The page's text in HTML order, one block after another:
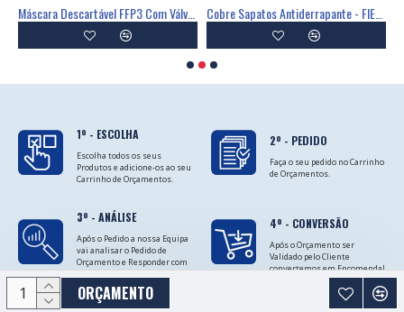
ORÇAMENTO
1º - ESCOLHA
Escolha todos os seus
Produtos e adicione-os ao seu
Carrinho de Orçamentos.
2º - PEDIDO
Faça o seu pedido no Carrinho
de Orçamentos.
3º - ANÁLISE
Após o Pedido a nossa Equipa
vai analisar o Pedido de
Orçamento e Responder com
as Cotações.
4º - CONVERSÃO
Após o Orçamento ser
Validado pelo Cliente
convertemos em Encomenda!